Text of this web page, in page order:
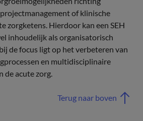
of klinische
zorgketens. Hierdoor kan een SEH
inhoudelijk als organisatorisch
de focus ligt op het verbeteren van
en multidisciplinaire
de acute zorg.
Terug naar boven